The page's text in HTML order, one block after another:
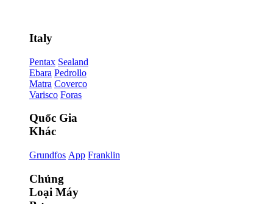
Italy
Pentax Sealand
Ebara Pedrollo
Matra Coverco
Varisco Foras
Quốc Gia
Khác
Grundfos App Franklin
Chủng
Loại Máy